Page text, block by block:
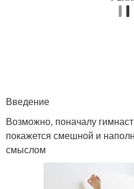
Введение
Возможно, поначалу
покажется смешной и
смыслом